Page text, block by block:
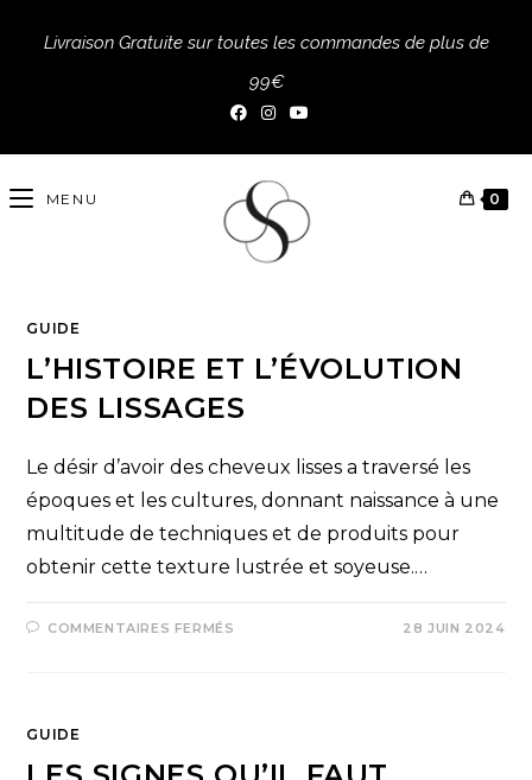
Livraison Gratuite sur toutes les commandes de plus de
99€
MENU 0
GUIDE
L’HISTOIRE ET L’ÉVOLUTION
DES LISSAGES
Le désir d’avoir des cheveux lisses a traversé les
époques et les cultures, donnant naissance à une
multitude de techniques et de produits pour
obtenir cette texture lustrée et soyeuse.…
COMMENTAIRES FERMÉS 28 JUIN 2024
GUIDE